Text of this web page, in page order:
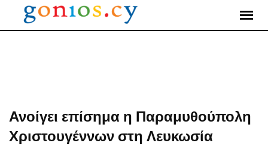
Ανοίγει επίσημα η Παραμυθούπολη
Χριστουγέννων στη Λευκωσία